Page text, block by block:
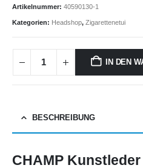
Artikelnummer: 40590130-1
Kategorien: Headshop, Zigarettenetui
IN DEN
BESCHREIBUNG
CHAMP